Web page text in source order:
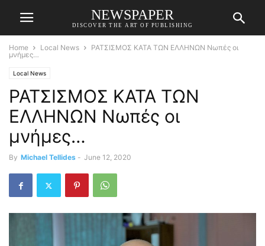
NEWSPAPER
DISCOVER THE ART OF PUBLISHING
Home Local News
ΡΑΤΣΙΣΜΟΣ ΚΑΤΑ ΤΩΝ ΕΛΛΗΝΩΝ Νωπές οι
μνήμες…
Local News
ΡΑΤΣΙΣΜΟΣ ΚΑΤΑ ΤΩΝ
ΕΛΛΗΝΩΝ Νωπές οι
μνήμες…
By Michael Tellides - June 12, 2020